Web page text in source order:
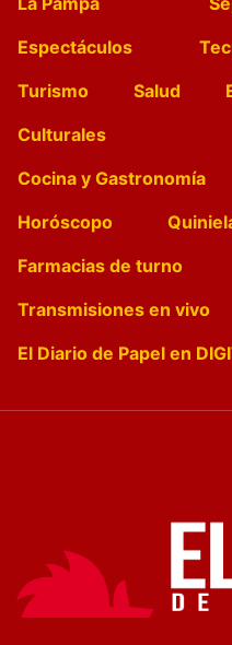
Espectáculos
Turismo
Salud
Culturales
Cocina y Gastronomía
Horóscopo
Farmacias de turno
Transmisiones en vivo
El Diario de Papel en